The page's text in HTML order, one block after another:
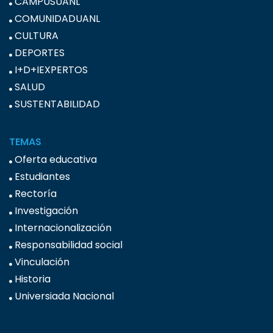
COMUNIDADUANL
CULTURA
DEPORTES
I+D+IEXPERTOS
SALUD
SUSTENTABILIDAD
TEMAS
Oferta educativa
Estudiantes
Rectoría
Investigación
Internacionalización
Responsabilidad social
Vinculación
Historia
Universiada Nacional